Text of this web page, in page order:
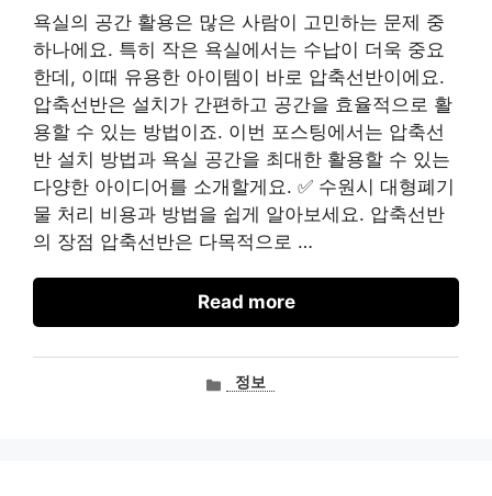
욕실의 공간 활용은 많은 사람이 고민하는 문제 중
하나에요. 특히 작은 욕실에서는 수납이 더욱 중요
한데, 이때 유용한 아이템이 바로 압축선반이에요.
압축선반은 설치가 간편하고 공간을 효율적으로 활
용할 수 있는 방법이죠. 이번 포스팅에서는 압축선
반 설치 방법과 욕실 공간을 최대한 활용할 수 있는
다양한 아이디어를 소개할게요. ✅ 수원시 대형폐기
물 처리 비용과 방법을 쉽게 알아보세요. 압축선반
의 장점 압축선반은 다목적으로 …
Read more
카정보